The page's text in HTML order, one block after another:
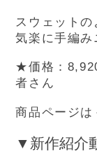
スウェット
気楽に手編
★価格：
者さん
商品ページは
▼新作紹介